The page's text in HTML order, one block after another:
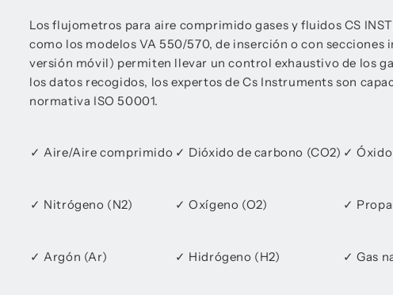
Los flujometros para aire comprimido gases y fluidos CS
como los modelos VA 550/570, de inserción o con
versión móvil) permiten llevar un control exhaustivo de los
los datos recogidos, los expertos de Cs Instruments son
normativa ISO 50001.
✓ Aire/Aire comprimido ✓ Dióxido de carbono (CO2) ✓
✓ Nitrógeno (N2) ✓ Oxígeno (O2) ✓
✓ Argón (Ar) ✓ Hidrógeno (H2) ✓ Gas